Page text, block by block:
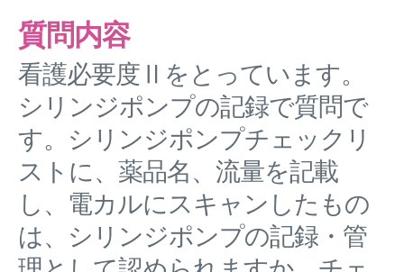
質問内容
看護必要度Ⅱをとっています。
シリンジポンプの記録で質問で
す。シリンジポンプチェックリ
ストに、薬品名、流量を記載
し、電カルにスキャンしたもの
は、シリンジポンプの記録・管